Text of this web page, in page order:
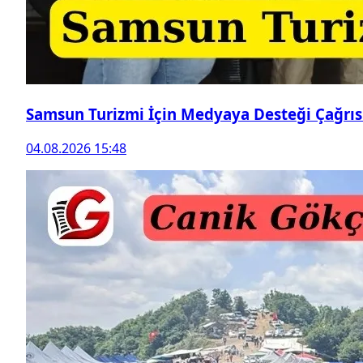
Samsun Turizmi İçin Medyaya Desteği
04.08.2026 15:48